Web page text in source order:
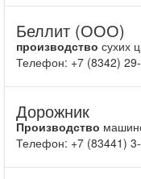
Беллит (ООО)
производство сухих
Телефон: +7 (8342)
Дорожник
Производство
Телефон: +7 (83441)